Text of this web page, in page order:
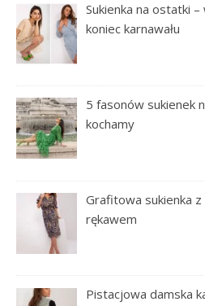
Sukienka na ostatki
koniec karnawału
5 fasonów sukienek
kochamy
Grafitowa sukienka
rękawem
Pistacjowa damska